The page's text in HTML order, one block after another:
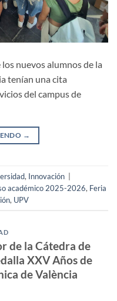
nuevos alumnos de la
tenían una cita
del campus de
→
, Innovación |
académico 2025-2026, Feria
, UPV
de la Cátedra de
XXV Años de
de València